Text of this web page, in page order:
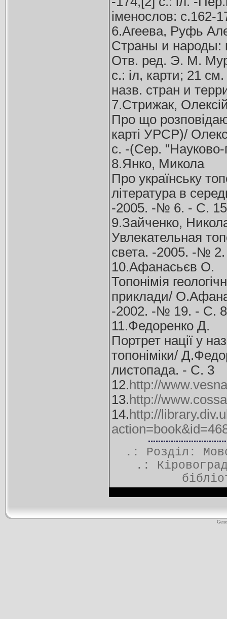
іменослов: с.162-
6.Агеева, Руфь
Страны и народы:
Отв. ред. Э. М.
с.: іл, карти; 21
назв. стран и
7.Стрижак,
Про що
карті УРСР)/
с. -(Сер. "Науково-
8.Янко, Микола
Про українську
література в
-2005. -№ 6. - С.
9.Зайченко,
Увлекательная
света. -2005. -№
10.Афанасьєв О.
Топонімія
приклади/
-2002. -№ 19. - С. 8-
11.Федоренко Д.
Портрет нації у
топоніміки/
листопада. - С. 3
12. http://
13. http://
14. http://
.: Розділ:
.: